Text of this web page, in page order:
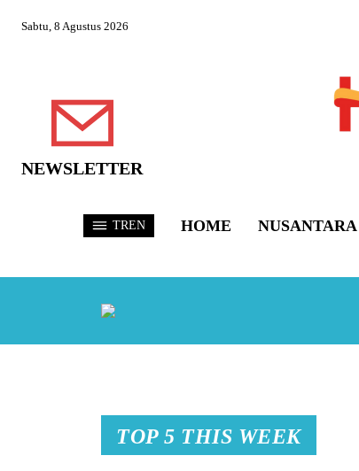
Sabtu, 8 Agustus 2026
NEWSLETTER
TREN HOME NUSANTARA
TOP 5 THIS WEEK